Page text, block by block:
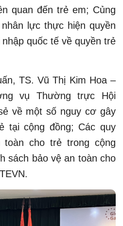
quan đến trẻ em; Củng
lực thực hiện quyền
quốc tế về quyền trẻ
TS. Vũ Thị Kim Hoa –
vụ Thường trực Hội
về một số nguy cơ gây
tại cộng đồng; Các quy
cho trẻ trong cộng
sách bảo vệ an toàn cho